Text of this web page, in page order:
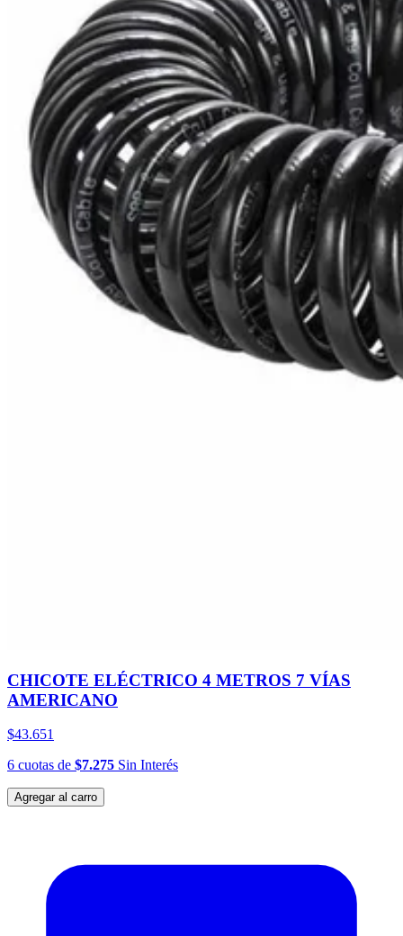
CHICOTE ELÉCTRICO 4 METROS 7 VÍAS
AMERICANO
$43.651
6 cuotas de $7.275 Sin Interés
Agregar al carro